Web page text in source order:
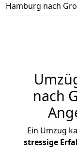
Hamburg nach
nach
Ein Umzug
stressige